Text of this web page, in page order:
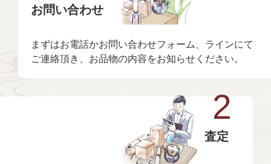
お問い合わせ
まずはお電話かお問い合わせフォーム、ラインにて
ご連絡頂き、お品物の内容をお知らせください。
2
査定